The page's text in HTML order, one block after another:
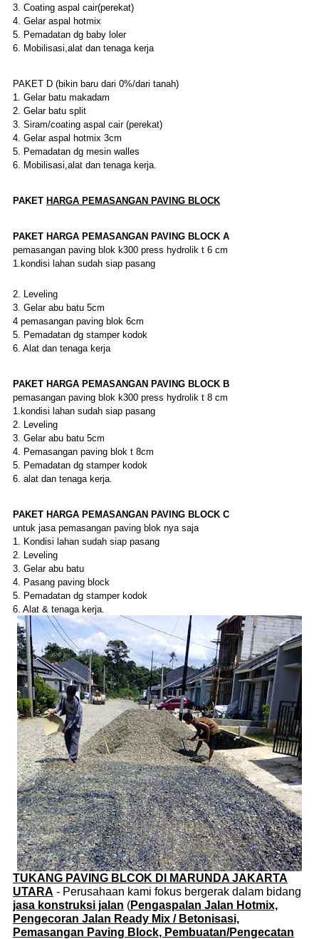
3. Coating aspal cair(perekat)
4. Gelar aspal hotmix
5. Pemadatan dg baby loler
6. Mobilisasi,alat dan tenaga kerja
PAKET D (bikin baru dari 0%/dari tanah)
1. Gelar batu makadam
2. Gelar batu split
3. Siram/coating aspal cair (perekat)
4. Gelar aspal hotmix 3cm
5. Pemadatan dg mesin walles
6. Mobilisasi,alat dan tenaga kerja.
PAKET HARGA PEMASANGAN PAVING BLOCK
PAKET HARGA PEMASANGAN PAVING BLOCK A
pemasangan paving blok k300 press hydrolik t 6 cm
1.kondisi lahan sudah siap pasang
2. Leveling
3. Gelar abu batu 5cm
4 pemasangan paving blok 6cm
5. Pemadatan dg stamper kodok
6. Alat dan tenaga kerja
PAKET HARGA PEMASANGAN PAVING BLOCKB
pemasangan paving blok k300 press hydrolik t 8 cm
1.kondisi lahan sudah siap pasang
2. Leveling
3. Gelar abu batu 5cm
4. Pemasangan paving blok t 8cm
5. Pemadatan dg stamper kodok
6. alat dan tenaga kerja.
PAKET HARGA PEMASANGAN PAVING BLOCKC
untuk jasa pemasangan paving blok nya saja
1. Kondisi lahan sudah siap pasang
2. Leveling
3. Gelar abu batu
4. Pasang paving block
5. Pemadatan dg stamper kodok
6. Alat & tenaga kerja.
TUKANG PAVING BLCOK DI MARUNDA JAKARTA
UTARA - Perusahaan kami fokus bergerak dalam bidang
jasa konstruksi jalan (Pengaspalan Jalan Hotmix,
Pengecoran Jalan Ready Mix / Betonisasi,
Pemasangan Paving Block, Pembuatan/Pengecatan